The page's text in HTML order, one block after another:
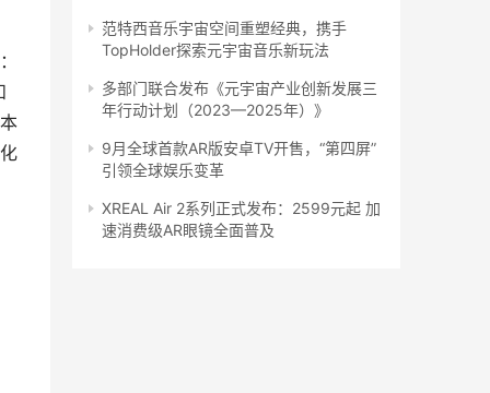
范特西音乐宇宙空间重塑经典，携手
TopHolder探索元宇宙音乐新玩法
多部门联合发布《元宇宙产业创新发展三
年行动计划（2023—2025年）》
9月全球首款AR版安卓TV开售，“第四屏”
引领全球娱乐变革
XREAL Air 2系列正式发布：2599元起 加
速消费级AR眼镜全面普及